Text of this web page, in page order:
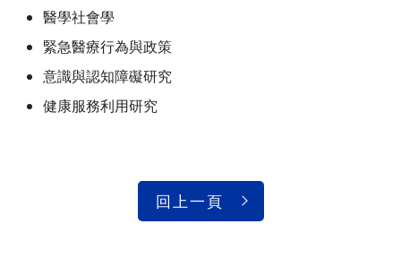
醫學社會學
緊急醫療行為與政策
意識與認知障礙研究
健康服務利用研究
回上一頁